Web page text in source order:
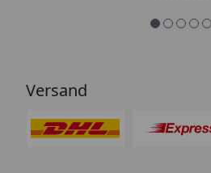
Versand